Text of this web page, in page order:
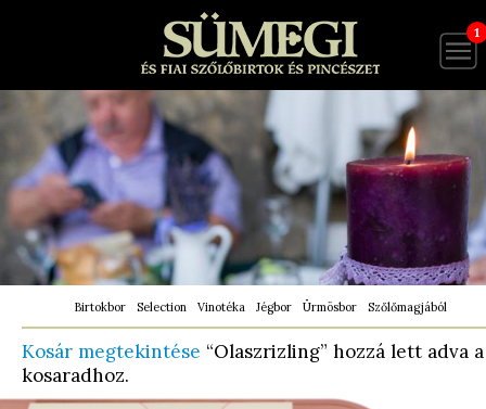
1
Birtokbor Selection Vinotéka Jégbor Ürmösbor Szőlőmagjából
Kosár megtekintése “Olaszrizling” hozzá lett adva a
kosaradhoz.